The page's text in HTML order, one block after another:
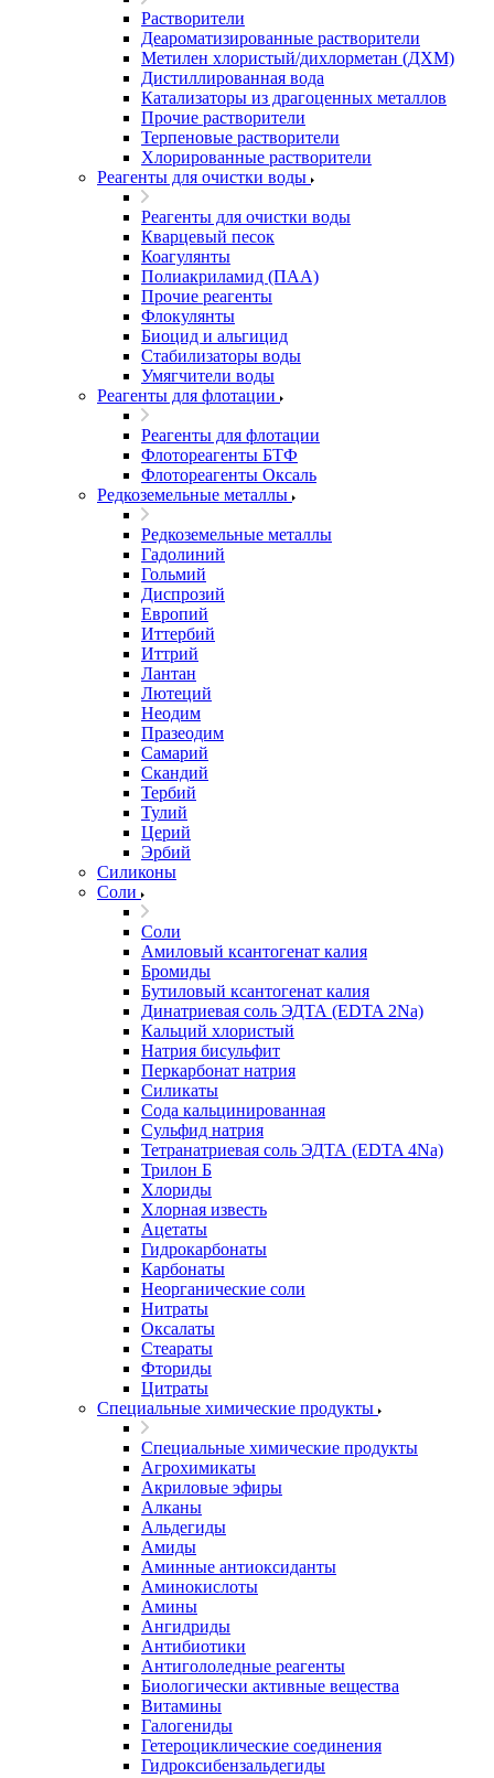
Растворители
Деароматизированные растворители
Метилен хлористый/дихлорметан (ДХМ)
Дистиллированная вода
Катализаторы из драгоценных металлов
Прочие растворители
Терпеновые растворители
Хлорированные растворители
Реагенты для очистки воды
Реагенты для очистки воды
Кварцевый песок
Коагулянты
Полиакриламид (ПАА)
Прочие реагенты
Флокулянты
Биоцид и альгицид
Стабилизаторы воды
Умягчители воды
Реагенты для флотации
Реагенты для флотации
Флотореагенты БТФ
Флотореагенты Оксаль
Редкоземельные металлы
Редкоземельные металлы
Гадолиний
Гольмий
Диспрозий
Европий
Иттербий
Иттрий
Лантан
Лютеций
Неодим
Празеодим
Самарий
Скандий
Тербий
Тулий
Церий
Эрбий
Силиконы
Соли
Соли
Амиловый ксантогенат калия
Бромиды
Бутиловый ксантогенат калия
Динатриевая соль ЭДТА (EDTA 2Na)
Кальций хлористый
Натрия бисульфит
Перкарбонат натрия
Силикаты
Сода кальцинированная
Сульфид натрия
Тетранатриевая соль ЭДТА (EDTA 4Na)
Трилон Б
Хлориды
Хлорная известь
Ацетаты
Гидрокарбонаты
Карбонаты
Неорганические соли
Нитраты
Оксалаты
Стеараты
Фториды
Цитраты
Специальные химические продукты
Специальные химические продукты
Агрохимикаты
Акриловые эфиры
Алканы
Альдегиды
Амиды
Аминные антиоксиданты
Аминокислоты
Амины
Ангидриды
Антибиотики
Антигололедные реагенты
Биологически активные вещества
Витамины
Галогениды
Гетероциклические соединения
Гидроксибензальдегиды